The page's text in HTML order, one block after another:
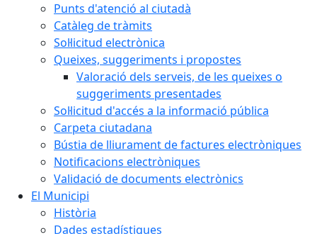
Punts d'atenció al ciutadà
Catàleg de tràmits
Sol·licitud electrònica
Queixes, suggeriments i propostes
Valoració dels serveis, de les queixes o
suggeriments presentades
Sol·licitud d'accés a la informació pública
Carpeta ciutadana
Bústia de lliurament de factures electròniques
Notificacions electròniques
Validació de documents electrònics
El Municipi
Història
Dades estadístiques